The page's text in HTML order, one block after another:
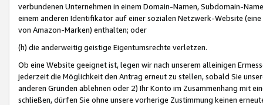
verbundenen Unternehmen in einem Domain-Namen, Subdomain-
einem anderen Identifikator auf einer sozialen Netzwerk-Website
von Amazon-Marken) enthalten; oder
(h) die anderweitig geistige Eigentumsrechte verletzen.
Ob eine Website geeignet ist, legen wir nach unserem alleinigen
jederzeit die Möglichkeit den Antrag erneut zu stellen, sobald Sie
anderen Gründen ablehnen oder 2) Ihr Konto im Zusammenhang mit
schließen, dürfen Sie ohne unsere vorherige Zustimmung keinen